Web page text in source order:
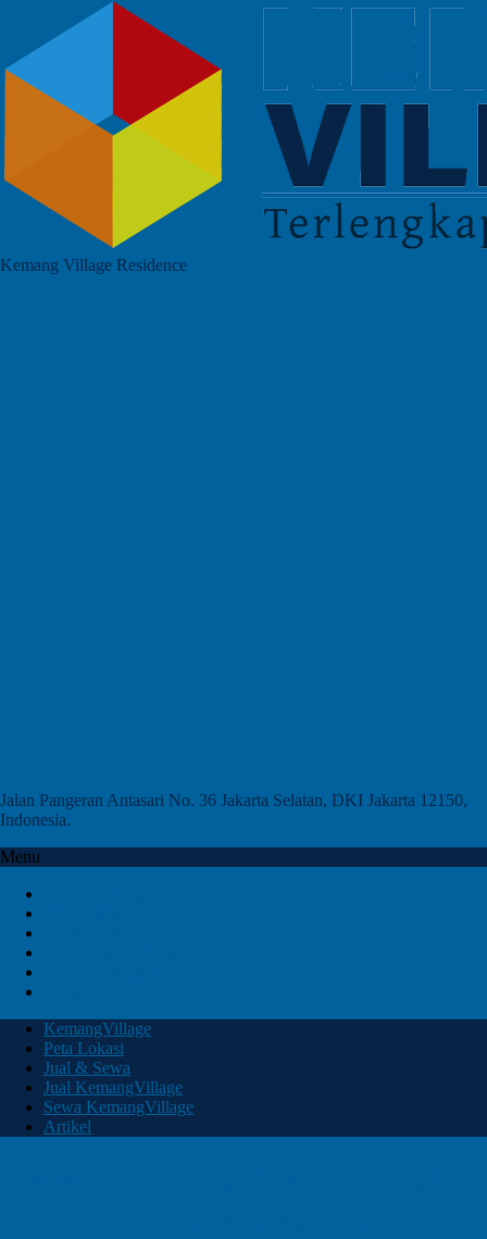
Kemang Village Residence
Jalan Pangeran Antasari No. 36 Jakarta Selatan, DKI Jakarta 12150,
Indonesia.
Menu
KemangVillage
Peta Lokasi
Jual & Sewa
Jual KemangVillage
Sewa KemangVillage
Artikel